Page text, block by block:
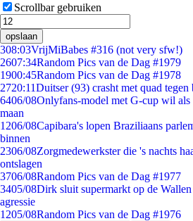
Scrollbar gebruiken
opslaan
308:03VrijMiBabes #316 (not very sfw!)
2607:34Random Pics van de Dag #1979
1900:45Random Pics van de Dag #1978
2720:11Duitser (93) crasht met quad
6406/08Onlyfans-model met G-cup wil
maan
1206/08Capibara's lopen Braziliaans
binnen
2306/08Zorgmedewerkster die 's nachts
ontslagen
3706/08Random Pics van de Dag #1977
3405/08Dirk sluit supermarkt op de
agressie
1205/08Random Pics van de Dag #1976